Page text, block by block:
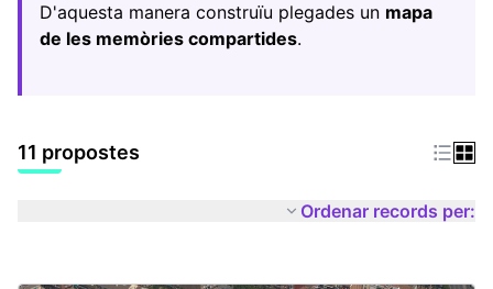
D'aquesta manera construïu plegades un mapa
de les memòries compartides.
11 propostes
Ordenar records per: